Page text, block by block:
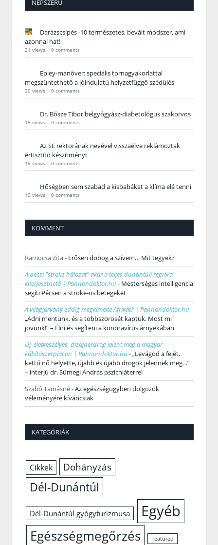
NÉPSZERŰ
Darázscsípés -10 természetes, bevált módszer, ami
azonnal hat!
21 views | 0 comments
Epley-manőver: speciális tornagyakorlattal
megszüntethető a jóindulatú helyzetfüggő szédülés
20 views | 0 comments
Dr. Bősze Tibor belgyógyász-diabetológus szakorvos
19 views | 0 comments
Az SE rektorának nevével visszaélve reklámoztak
értisztító készítményt
19 views | 0 comments
Hőségben sem szabad a kisbabákat a klíma elé tenni
19 views | 0 comments
KOMMENT
Ramocsa Zita- Erősen dobog a szívem… Mit tegyek?
A pécsi "stroke-hálózat" akár a teljes dunántúli régióra
kiterjeszthető | Pannondoktor.hu - Mesterséges intelligencia
segíti Pécsen a stroke-os betegeket
A világjárvány eddig megkímélte Afrikát? | Pannondoktor.hu -
„Adni mentünk, és a többszörösét kaptuk. Most mi
jövünk!” – Élni és segíteni a koronavírus árnyékában
Új, életveszélyes, dizájnerdrog jelent meg a magyar
kábítószerpiacon | Pannondoktor.hu -„Levágod a fejét,
kettő nő helyette, újabb és újabb drogok jelennek meg…”
– interjú dr. Sümegi András pszichiáterrel
Szabó Tamásné-Az egészségügyben dolgozók
véleményére kíváncsiak
KATEGÓRIÁK
Cikkek Dohányzás
Dél-Dunántúl
Dél-Dunántúl gyógyturizmusa Egyéb
Egészségmegőrzés Featured